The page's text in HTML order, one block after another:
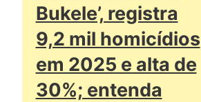
Bukele’, registra
9,2 mil homicídios
em 2025 e alta de
30%; entenda